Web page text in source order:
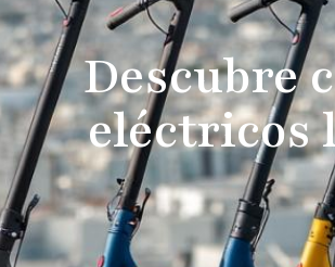
Descubre
eléctricos